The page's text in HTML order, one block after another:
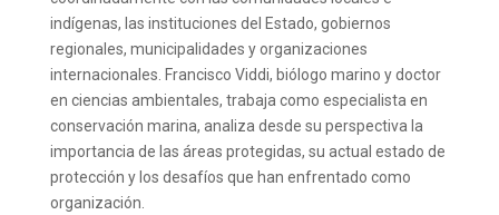
indígenas, las instituciones del Estado, gobiernos
regionales, municipalidades y organizaciones
internacionales. Francisco Viddi, biólogo marino y doctor
en ciencias ambientales, trabaja como especialista en
conservación marina, analiza desde su perspectiva la
importancia de las áreas protegidas, su actual estado de
protección y los desafíos que han enfrentado como
organización.